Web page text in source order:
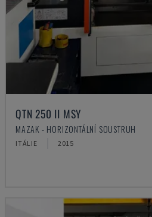
QTN 250 II MSY
MAZAK - HORIZONTÁLNÍ SOUSTRUH
ITÁLIE 2015